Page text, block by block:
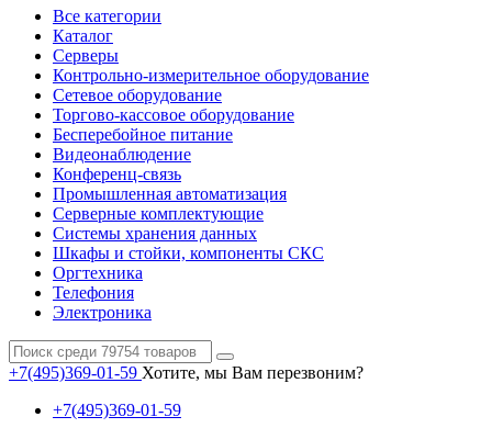
Все категории
Каталог
Серверы
Контрольно-измерительное оборудование
Сетевое оборудование
Торгово-кассовое оборудование
Бесперебойное питание
Видеонаблюдение
Конференц-связь
Промышленная автоматизация
Серверные комплектующие
Системы хранения данных
Шкафы и стойки, компоненты СКС
Оргтехника
Телефония
Электроника
+7(495)369-01-59 Хотите, мы Вам перезвоним?
+7(495)369-01-59